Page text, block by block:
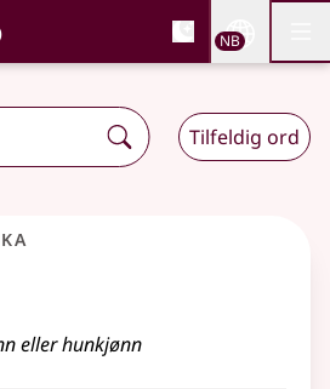
, Bokmålsordboka og
NB
Tilfeldig ord
eller hunkjønn